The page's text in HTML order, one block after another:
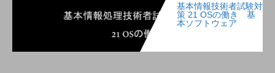
基本情報技術者試験対
策 21 OSの働き 基
本ソフトウェア